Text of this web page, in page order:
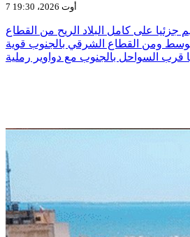
7 أوت 2026، 19:30
على كامل البلاد الريح من القطاع
ومن القطاع الشرقي بالجنوب قوية